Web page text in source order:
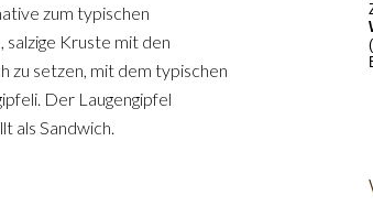
zum typischen
Kruste mit den
zu setzen, mit dem typischen
Der Laugengipfel
als Sandwich.